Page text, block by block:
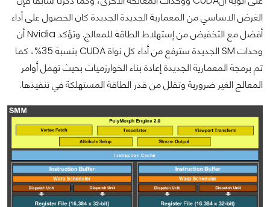
الغرض الاساسي من المعمارية الجديدة الجديدة كان الحصول على أداء
أفضل مع التخفيض من إستهلاط الطاقة للمعالج. وتؤكد Nvidia أن
وحدات SM الجديدة سترفع من أداء كل نواة CUDA بنسبة 35%، كما
تم برمجة المعمارية الجديدة إعادة بناء الخوارزميات بحيث تهمل أوامر
المعالج الغير ضرورية وتقلل من قدر الطاقة المستهلكة في تنفيذها.